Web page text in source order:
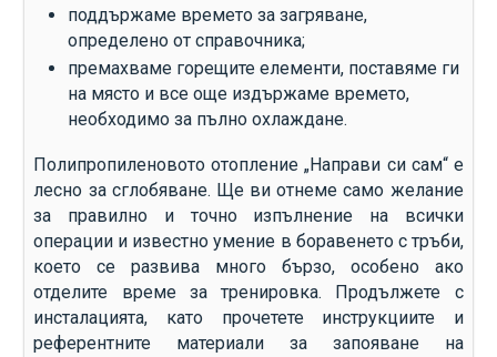
поддържаме времето за загряване,
определено от справочника;
премахваме горещите елементи, поставяме ги
на място и все още издържаме времето,
необходимо за пълно охлаждане.
Полипропиленовото отопление „Направи си сам“ е
лесно за сглобяване. Ще ви отнеме само желание
за правилно и точно изпълнение на всички
операции и известно умение в боравенето с тръби,
което се развива много бързо, особено ако
отделите време за тренировка. Продължете с
инсталацията, като прочетете инструкциите и
референтните материали за запояване на